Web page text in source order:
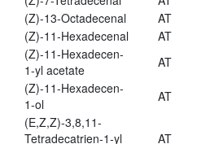
(Z)-13-Octadecenal
AT
(Z)-11-Hexadecenal
AT
(Z)-11-Hexadecen-
1-yl acetate
AT
(Z)-11-Hexadecen-
1-ol
AT
(E,Z,Z)-3,8,11-
Tetradecatrien-1-yl
AT